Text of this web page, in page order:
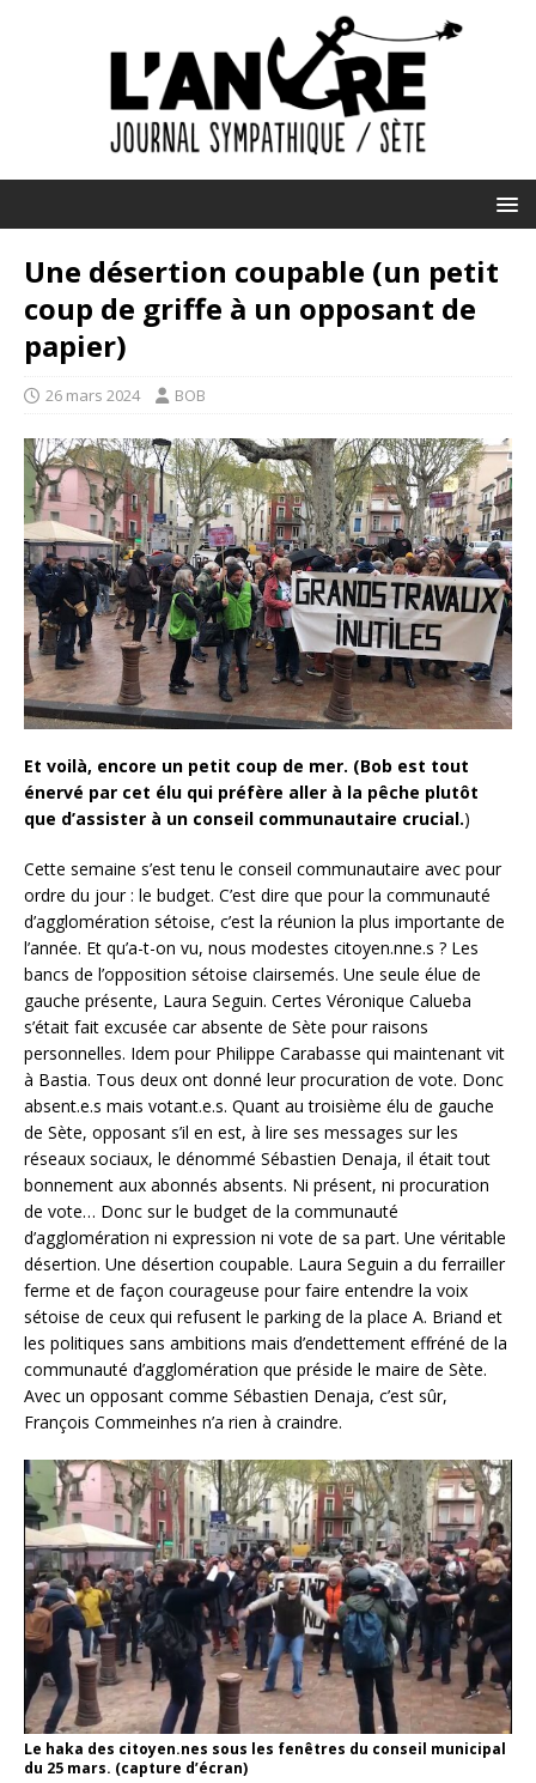
Une désertion coupable (un petit
coup de griffe à un opposant de
papier)
26 mars 2024 BOB
Et voilà, encore un petit coup de mer. (Bob est tout
énervé par cet élu qui préfère aller à la pêche plutôt
que d’assister à un conseil communautaire crucial.)
Cette semaine s’est tenu le conseil communautaire avec pour
ordre du jour : le budget. C’est dire que pour la communauté
d’agglomération sétoise, c’est la réunion la plus importante de
l’année. Et qu’a-t-on vu, nous modestes citoyen.nne.s ? Les
bancs de l’opposition sétoise clairsemés. Une seule élue de
gauche présente, Laura Seguin. Certes Véronique Calueba
s’était fait excusée car absente de Sète pour raisons
personnelles. Idem pour Philippe Carabasse qui maintenant vit
à Bastia. Tous deux ont donné leur procuration de vote. Donc
absent.e.s mais votant.e.s. Quant au troisième élu de gauche
de Sète, opposant s’il en est, à lire ses messages sur les
réseaux sociaux, le dénommé Sébastien Denaja, il était tout
bonnement aux abonnés absents. Ni présent, ni procuration
de vote… Donc sur le budget de la communauté
d’agglomération ni expression ni vote de sa part. Une véritable
désertion. Une désertion coupable. Laura Seguin a du ferrailler
ferme et de façon courageuse pour faire entendre la voix
sétoise de ceux qui refusent le parking de la place A. Briand et
les politiques sans ambitions mais d’endettement effréné de la
communauté d’agglomération que préside le maire de Sète.
Avec un opposant comme Sébastien Denaja, c’est sûr,
François Commeinhes n’a rien à craindre.
Le haka des citoyen.nes sous les fenêtres du conseil municipal
du 25 mars. (capture d’écran)